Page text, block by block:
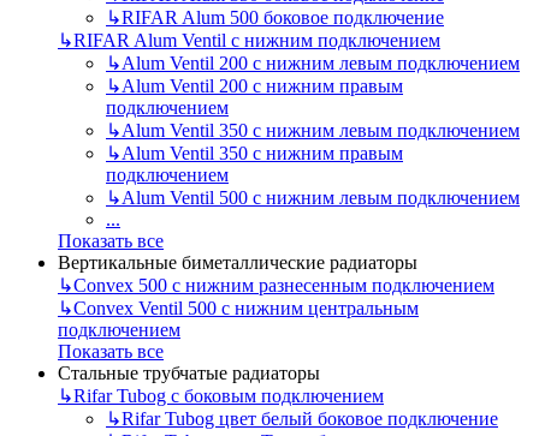
↳RIFAR Alum 500 боковое подключение
↳RIFAR Alum Ventil с нижним подключением
↳Alum Ventil 200 с нижним левым подключением
↳Alum Ventil 200 с нижним правым
подключением
↳Alum Ventil 350 с нижним левым подключением
↳Alum Ventil 350 с нижним правым
подключением
↳Alum Ventil 500 с нижним левым подключением
...
Показать все
Вертикальные биметаллические радиаторы
↳Convex 500 с нижним разнесенным подключением
↳Convex Ventil 500 с нижним центральным
подключением
Показать все
Стальные трубчатые радиаторы
↳Rifar Tubog с боковым подключением
↳Rifar Tubog цвет белый боковое подключение